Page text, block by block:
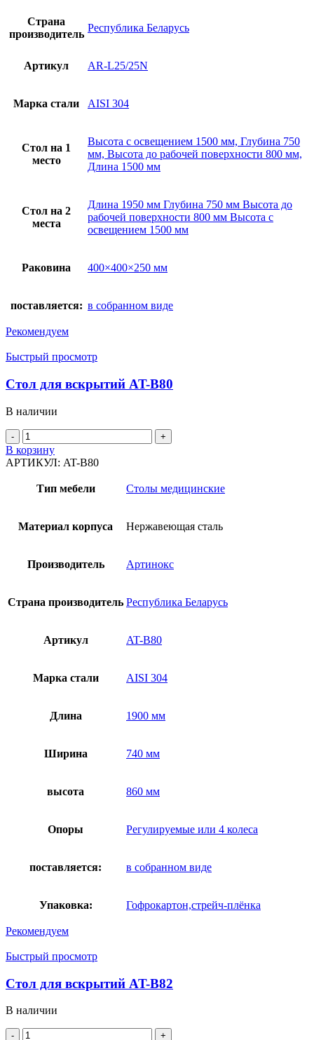
Страна
производитель
Республика Беларусь
Артикул AR-L25/25N
Марка стали AISI 304
Стол на 1
место
Высота с освещением 1500 мм, Глубина 750
мм, Высота до рабочей поверхности 800 мм,
Длина 1500 мм
Стол на 2
места
Длина 1950 мм Глубина 750 мм Высота до
рабочей поверхности 800 мм Высота с
освещением 1500 мм
Раковина 400×400×250 мм
поставляется: в собранном виде
Рекомендуем
Быстрый просмотр
Стол для вскрытий AT-B80
В наличии
Количество
товара
Стол
вскрытий
В корзину
АРТИКУЛ: AT-B80
Тип мебели Столы медицинские
Материал корпуса Нержавеющая сталь
Производитель Артинокс
Страна производитель Республика Беларусь
Артикул AT-B80
Марка стали AISI 304
Длина 1900 мм
Ширина 740 мм
высота 860 мм
Опоры Регулируемые или 4 колеса
поставляется: в собранном виде
Упаковка: Гофрокартон,стрейч-плёнка
Рекомендуем
Быстрый просмотр
Стол для вскрытий AT-B82
В наличии
Количество